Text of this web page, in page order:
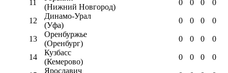
11
(Нижний Новгород)
0 0 0 0
12
Динамо-Урал
(Уфа)
0 0 0 0
13
Оренбуржье
(Оренбург)
0 0 0 0
14
Кузбасс
(Кемерово)
0 0 0 0
Ярославич